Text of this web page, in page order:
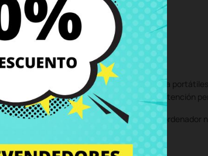
componentes reacondicionados para
con piezas de calidad, servicio rápido y atención
recambios portátiles y todo lo que tu